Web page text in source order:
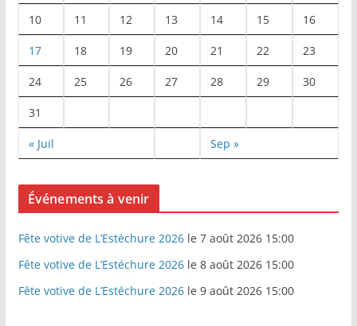
10 11 12 13 14 15 16
17 18 19 20 21 22 23
24 25 26 27 28 29 30
31
« Juil Sep »
Événements à venir
Fête votive de L’Estéchure 2026le 7 août 2026 15:00
Fête votive de L’Estéchure 2026le 8 août 2026 15:00
Fête votive de L’Estéchure 2026le 9 août 2026 15:00